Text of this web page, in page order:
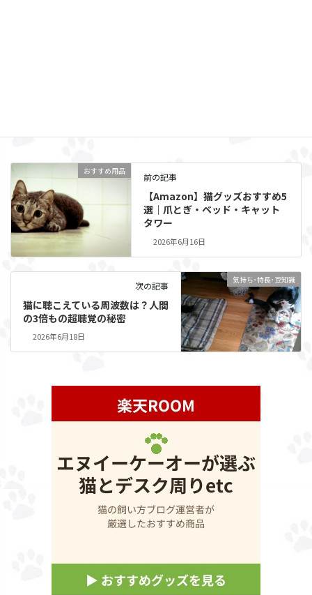
おすすめ用品
前の記事
【Amazon】猫グッズおすすめ5
選｜爪とぎ・ベッド・キャット
タワー
2026年6月16日
気持ち･特長･豆知識
次の記事
猫に聴こえている周波数は？人間
の3倍もの超聴覚の秘密
2026年6月18日